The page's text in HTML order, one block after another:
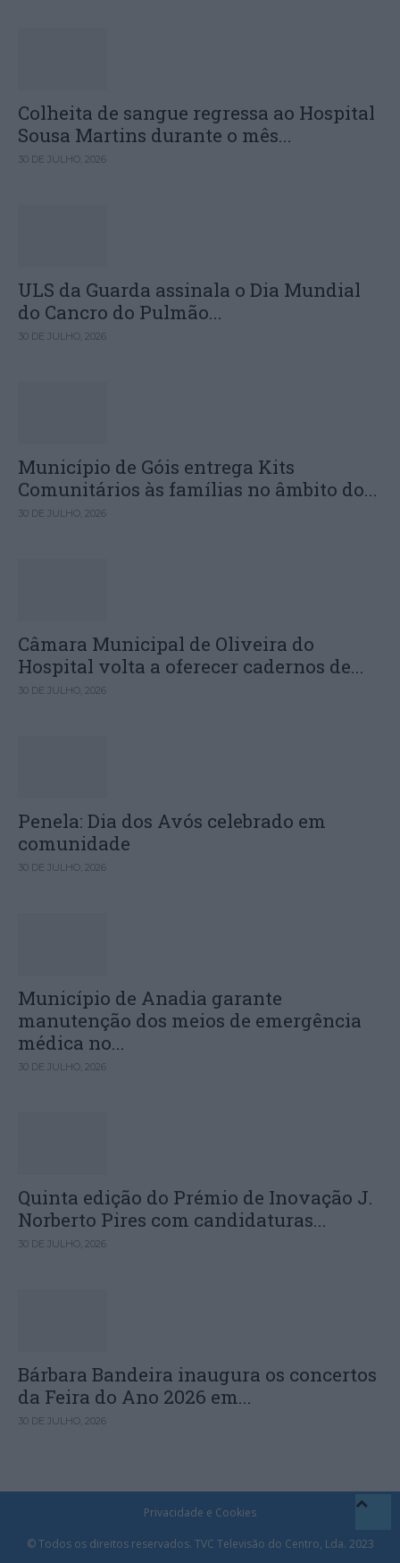
Colheita de sangue regressa ao Hospital
Sousa Martins durante o mês...
30 DE JULHO, 2026
ULS da Guarda assinala o Dia Mundial
do Cancro do Pulmão...
30 DE JULHO, 2026
Município de Góis entrega Kits
Comunitários às famílias no âmbito do...
30 DE JULHO, 2026
Câmara Municipal de Oliveira do
Hospital volta a oferecer cadernos de...
30 DE JULHO, 2026
Penela: Dia dos Avós celebrado em
comunidade
30 DE JULHO, 2026
Município de Anadia garante
manutenção dos meios de emergência
médica no...
30 DE JULHO, 2026
Quinta edição do Prémio de Inovação J.
Norberto Pires com candidaturas...
30 DE JULHO, 2026
Bárbara Bandeira inaugura os concertos
da Feira do Ano 2026 em...
30 DE JULHO, 2026
Privacidade e Cookies
© Todos os direitos reservados. TVC Televisão do Centro, Lda. 2023